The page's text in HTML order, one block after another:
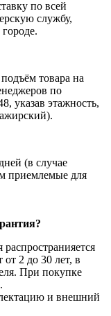
по всей
службу,
товара на
по
указав этажность,
(в случае
приемлемые для
от 2 до 30 лет, в
При покупке
и внешний